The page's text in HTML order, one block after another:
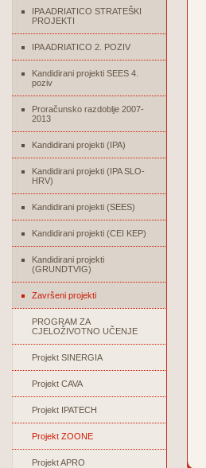
IPA ADRIATICO STRATEŠKI
PROJEKTI
IPA ADRIATICO 2. POZIV
Kandidirani projekti SEES 4.
poziv
Proračunsko razdoblje 2007-
2013
Kandidirani projekti (IPA)
Kandidirani projekti (IPA SLO-
HRV)
Kandidirani projekti (SEES)
Kandidirani projekti (CEI KEP)
Kandidirani projekti
(GRUNDTVIG)
Završeni projekti
PROGRAM ZA
CJELOŽIVOTNO UČENJE
Projekt SINERGIA
Projekt CAVA
Projekt IPATECH
Projekt ZOONE
Projekt APRO